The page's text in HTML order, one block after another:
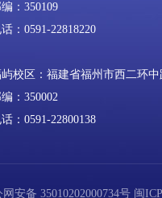
：350109
：0591-22818220
校区：福建省福州市西二环
：350002
：0591-22800138
网安备 35010202000734号 闽